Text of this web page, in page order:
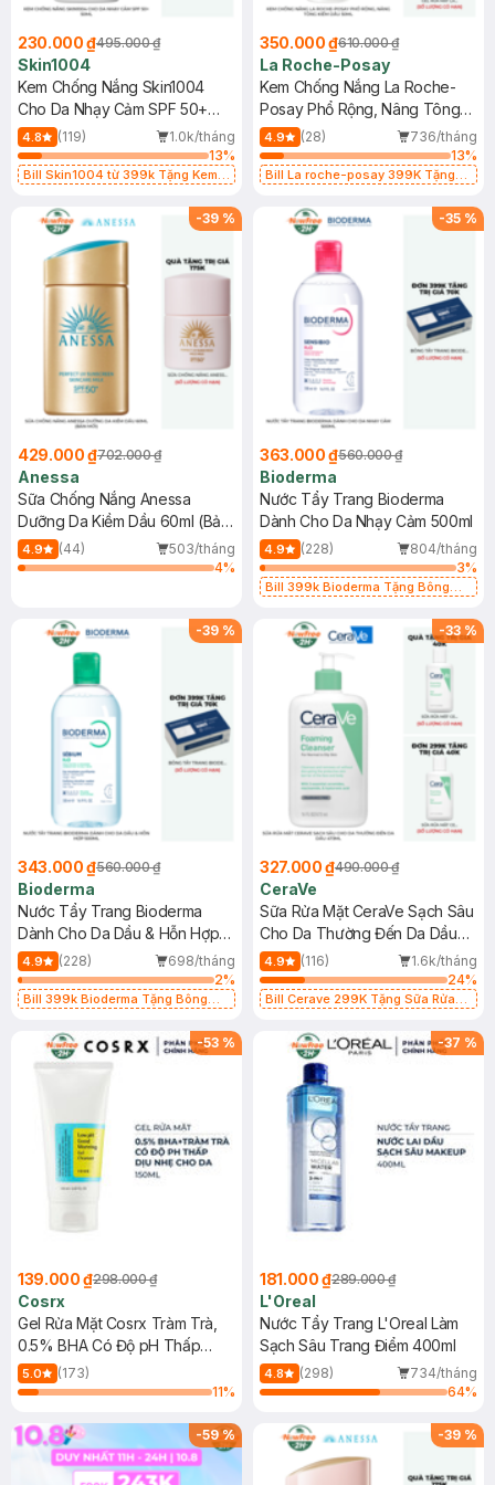
230.000 ₫495.000 ₫
Skin1004
Kem Chống Nắng Skin1004
Cho Da Nhạy Cảm SPF 50+
50ml
4.8 (119)
1.0k/tháng
13%
Bill Skin1004 từ 399k Tặng Kem
SPF 50+ 20ml (SL Có Hạn)
350.000 ₫610.000 ₫
La Roche-Posay
Kem Chống Nắng La Roche-
Posay Phổ Rộng, Nâng Tông
Kiềm Dầu 50ml
4.9 (28)
736/tháng
13%
Bill La roche-posay 399K Tặng
(SL có hạn)
-39 %
429.000 ₫702.000 ₫
Anessa
Sữa Chống Nắng Anessa
Dưỡng Da Kiềm Dầu 60ml (Bản
Mới)
4.9 (44)
503/tháng
4%
-35 %
363.000 ₫560.000 ₫
Bioderma
Nước Tẩy Trang Bioderma
Dành Cho Da Nhạy Cảm 500ml
4.9 (228)
804/tháng
3%
Bill 399k Bioderma Tặng Bông
-39 %
343.000 ₫560.000 ₫
Bioderma
Nước Tẩy Trang Bioderma
Dành Cho Da Dầu & Hỗn Hợp
500ml
4.9 (228)
698/tháng
2%
Bill 399k Bioderma Tặng Bông
-33 %
327.000 ₫490.000 ₫
CeraVe
Sữa Rửa Mặt CeraVe Sạch Sâu
Cho Da Thường Đến Da Dầu
473ml
4.9 (116)
1.6k/tháng
24%
Bill Cerave 299K Tặng Sữa Rửa
-53 %
139.000 ₫298.000 ₫
Cosrx
Gel Rửa Mặt Cosrx Tràm Trà,
0.5% BHA Có Độ pH Thấp
150ml
5.0
(173)
11%
-37 %
181.000 ₫289.000 ₫
L'Oreal
Nước Tẩy Trang L'Oreal Làm
Sạch Sâu Trang Điểm 400ml
4.8 (298)
734/tháng
64%
-59% -39 %